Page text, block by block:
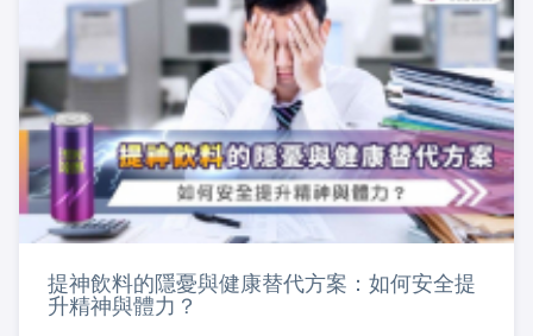
提神飲料的隱憂與健康替代方案：如何安全提
升精神與體力？